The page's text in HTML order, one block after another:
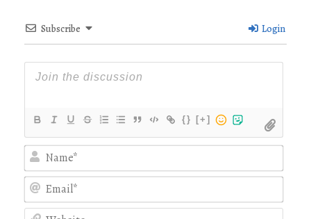
Subscribe Login
{} [+]